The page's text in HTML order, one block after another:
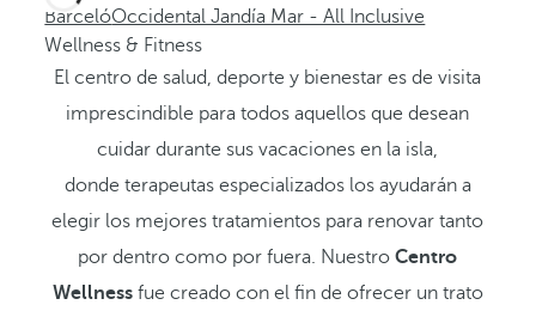
BarcelóOccidental Jandía Mar - All Inclusive
Wellness & Fitness
El centro de salud, deporte y bienestar es de visita
imprescindible para todos aquellos que desean
cuidar durante sus vacaciones en la isla,
donde terapeutas especializados los ayudarán a
elegir los mejores tratamientos para renovar tanto
por dentro como por fuera. NuestroCentro
Wellnessfue creado con el fin de ofrecer un trato